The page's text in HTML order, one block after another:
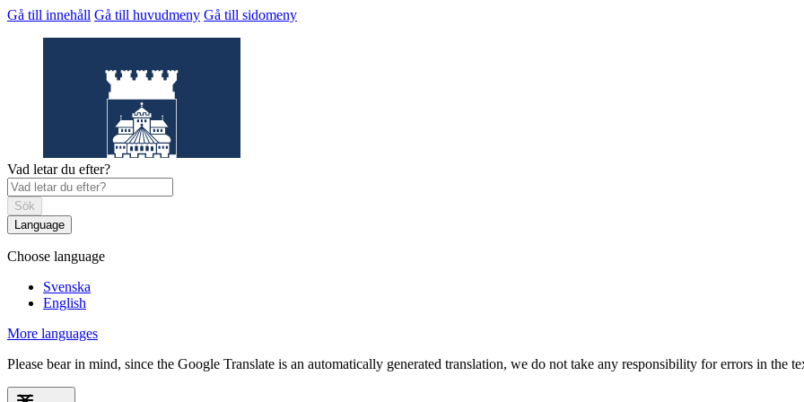
Gå till innehåll Gå till huvudmeny Gå till sidomeny
Helsingborgs museum
Vad letar du efter?
Sök
Language
Choose language
Svenska
English
More languages
Please bear in mind, since the Google Translate is an automatically generated translation, we do not take any responsibility for errors in the